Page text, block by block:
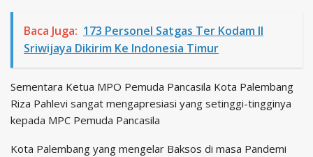
Baca Juga: 173 Personel Satgas Ter Kodam II
Sriwijaya Dikirim Ke Indonesia Timur
Sementara Ketua MPO Pemuda Pancasila Kota Palembang
Riza Pahlevi sangat mengapresiasi yang setinggi-tingginya
kepada MPC Pemuda Pancasila
Kota Palembang yang mengelar Baksos di masa Pandemi